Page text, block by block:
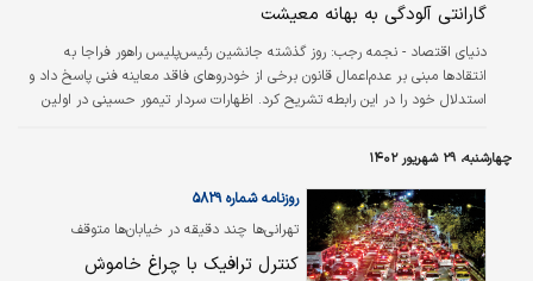
گارانتی آلودگی به بهانه معیشت
دنیای اقتصاد - نجمه رجب: روز گذشته جانشین رئیس‌‌‌پلیس راهور فراجا به
انتقادها مبنی بر عدم‌اعمال قانون برخی از خودروهای فاقد معاینه فنی پاسخ داد و
استدلال خود را در این رابطه تشریح کرد. اظهارات سردار تیمور حسینی در اولین
اقتصادی و معیشت مردم موجب شده اعمال قانون خودروهای فاقد معاینه فنی با
گستردگی و یکپارچگی پیش‌بینی شده در قانون هوای پاک صورت نگیرد.
چهارشنبه، ۲۹ شهریور ۱۴۰۲
تهرانی‏‏‌ها چند دقیقه در خیابان‏‏‌ها متوقف
می‏‏‌مانند؟
روزنامه شماره ۵۸۲۹
کنترل ترافیک با چراغ خاموش